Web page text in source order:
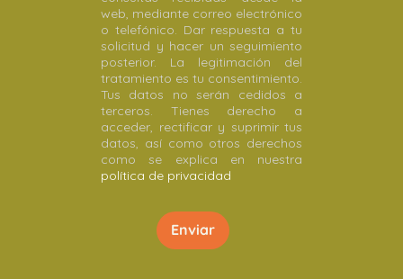
web, mediante correo electrónico
o telefónico. Dar respuesta a tu
solicitud y hacer un seguimiento
posterior. La legitimación del
tratamiento es tu consentimiento.
Tus datos no serán cedidos a
terceros. Tienes derecho a
acceder, rectificar y suprimir tus
datos, así como otros derechos
como se explica en nuestra
política de privacidad